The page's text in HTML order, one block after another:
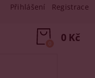
Přihlášení Registrace
0 Kč
0